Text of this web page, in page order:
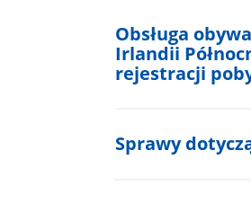
Obsługa
Irlandii
rejestracji
Sprawy